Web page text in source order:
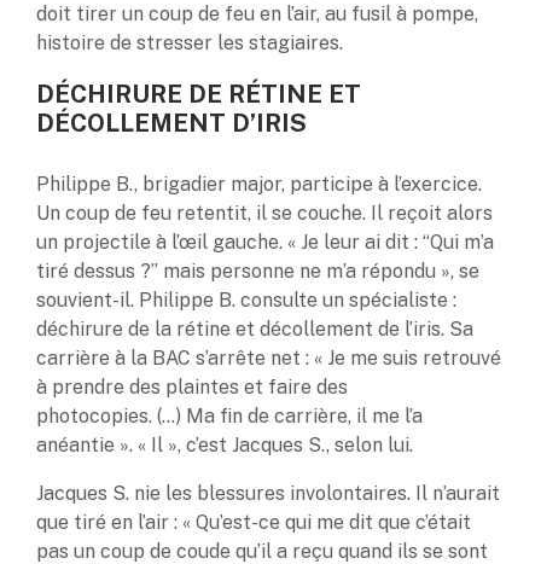
doit tirer un coup de feu en l’air, au fusil à pompe,
histoire de stresser les stagiaires.
DÉCHIRURE DE RÉTINE ET
DÉCOLLEMENT D’IRIS
Philippe B., brigadier major, participe à l’exercice.
Un coup de feu retentit, il se couche. Il reçoit alors
un projectile à l’œil gauche. « Je leur ai dit : “Qui m’a
tiré dessus ?” mais personne ne m’a répondu », se
souvient-il. Philippe B. consulte un spécialiste :
déchirure de la rétine et décollement de l’iris. Sa
carrière à la BAC s’arrête net : « Je me suis retrouvé
à prendre des plaintes et faire des
photocopies. (…) Ma fin de carrière, il me l’a
anéantie ». « Il », c’est Jacques S., selon lui.
Jacques S. nie les blessures involontaires. Il n’aurait
que tiré en l’air : « Qu’est-ce qui me dit que c’était
pas un coup de coude qu’il a reçu quand ils se sont